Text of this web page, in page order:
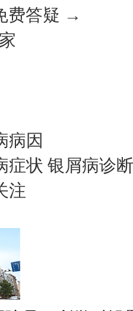
费答疑 →
病因
症状 银屑病诊断
注